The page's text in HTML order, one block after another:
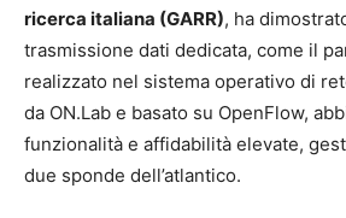
ricerca italiana (GARR), ha
trasmissione dati dedicata, come il
realizzato nel sistema operativo di
da ON.Lab e basato su OpenFlow,
funzionalità e affidabilità elevate,
due sponde dell’atlantico.